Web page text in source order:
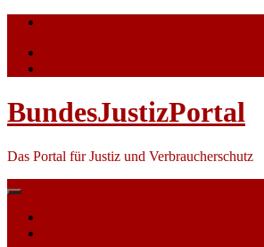
Skip
content
BundesJustizPortal
Das Portal für Justiz und Verbraucherschutz